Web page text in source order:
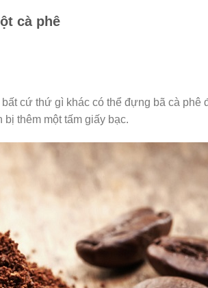
cà phê
cứ thứ gì khác có thể đựng bã cà phê
thêm một tấm giấy bạc.